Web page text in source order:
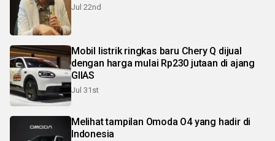
Jul 22nd
Mobil listrik ringkas baru Chery Q dijual
dengan harga mulai Rp230 jutaan di ajang
GIIAS
Jul 31st
Melihat tampilan Omoda O4 yang hadir di
Indonesia